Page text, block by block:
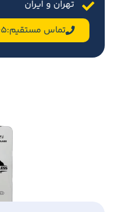
تهران و ایران
تماس مستقیم:09102520805